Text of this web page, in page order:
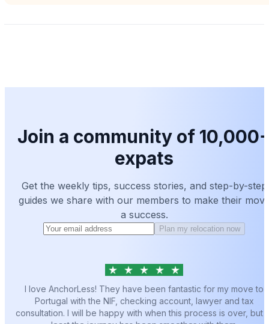
Join a community of
expats
Get the weekly tips, success stories, and step-by-step
guides we share with our members to make their
a success.
Plan my relocation now
I love AnchorLess! They have been fantastic for my move to
Portugal with the NIF, checking account, lawyer and tax
consultation. I will be happy with when this process is over, but